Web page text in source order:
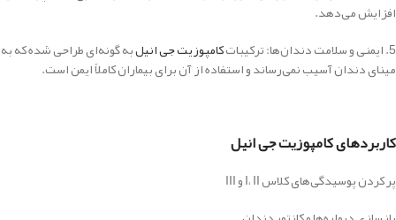
افزایش می‌دهد.
5. ایمنی و سلامت دندان‌ها: ترکیبات
کامپوزیت جی انیلبه گونه‌ای طراحی شده که به
مینای دندان آسیب نمی‌رساند و استفاده از آن برای بیماران کاملاً ایمن است.
کاربردهای کامپوزیت جی انیل
پر کردن پوسیدگی‌های کلاس I، II و III